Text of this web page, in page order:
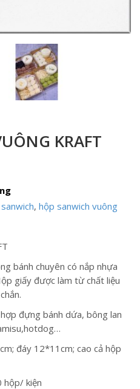
KRAFT
, hộp sanwich vuông
bánh chuyên có nắp nhựa
giấy được làm từ chất liệu
đựng bánh dứa, bông lan
đáy 12*11cm; cao cả hộp
hộp/ kiện